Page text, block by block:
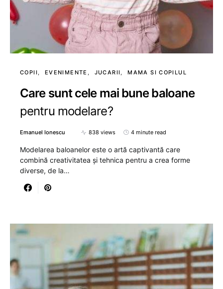
COPII EVENIMENTE JUCARII MAMA SI COPILUL
Care sunt cele mai bune baloane
pentru modelare?
Emanuel Ionescu 838 views 4 minute read
Modelarea baloanelor este o artă captivantă care
combină creativitatea și tehnica pentru a crea forme
diverse, de la…